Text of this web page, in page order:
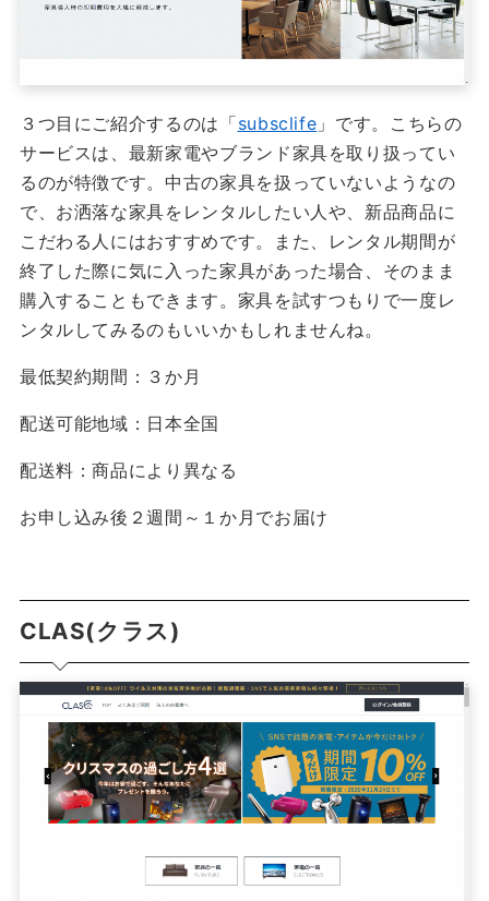
３つ目にご紹介するのは「subsclife 」です。こちらの
サービスは、最新家電やブランド家具を取り扱ってい
るのが特徴です。中古の家具を扱っていないようなの
で、お洒落な家具をレンタルしたい人や、新品商品に
こだわる人にはおすすめです。また、レンタル期間が
終了した際に気に入った家具があった場合、そのまま
購入することもできます。家具を試すつもりで一度レ
ンタルしてみるのもいいかもしれませんね。
最低契約期間：３か月
配送可能地域：日本全国
配送料：商品により異なる
お申し込み後２週間～１か月でお届け
CLAS(クラス)